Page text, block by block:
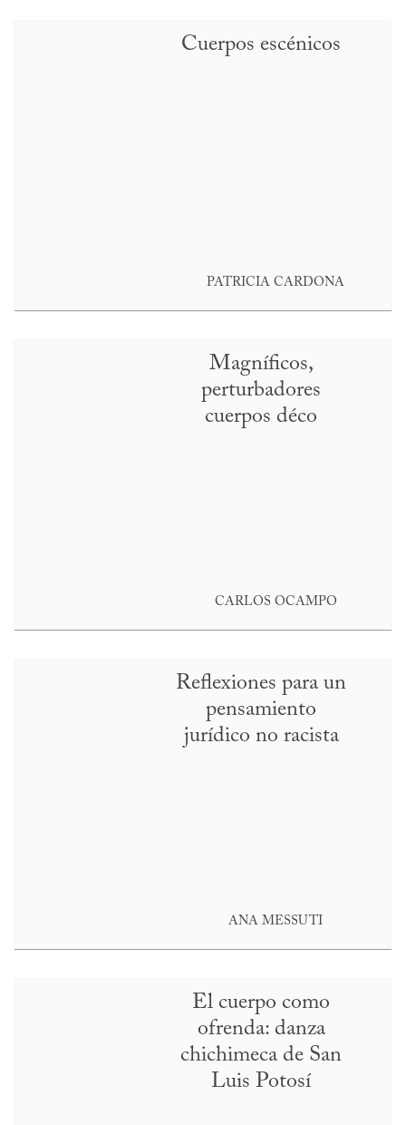
Cuerpos escénicos
PATRICIA CARDONA
Magníficos,
perturbadores
cuerpos déco
CARLOS OCAMPO
Reflexiones para un
pensamiento
jurídico no racista
ANA MESSUTI
El cuerpo como
ofrenda: danza
chichimeca de San
Luis Potosí